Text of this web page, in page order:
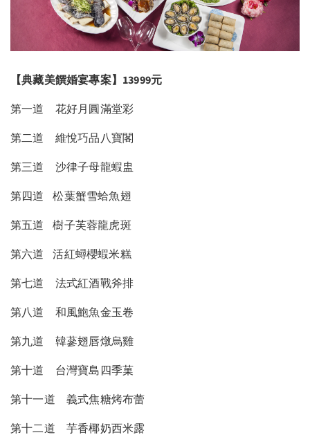
【典藏美饌婚宴專案】13999元
第一道 花好月圓滿堂彩
第二道 維悅巧品八寶閣
第三道 沙律子母龍蝦盅
第四道 松葉蟹雪蛤魚翅
第五道 樹子芙蓉龍虎斑
第六道 活紅蟳櫻蝦米糕
第七道 法式紅酒戰斧排
第八道 和風鮑魚金玉卷
第九道 韓蔘翅唇燉烏雞
第十道 台灣寶島四季菓
第十一道 義式焦糖烤布蕾
第十二道 芋香椰奶西米露